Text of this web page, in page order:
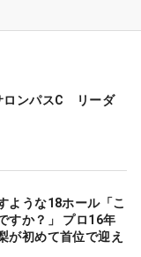
ロンパスC リーダ
ような18ホール「こ
すか？」 プロ16年
が初めて首位で迎え